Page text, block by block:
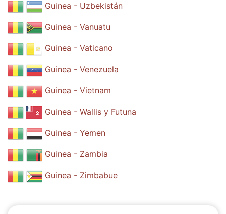
Guinea - Uzbekistán
Guinea - Vanuatu
Guinea - Vaticano
Guinea - Venezuela
Guinea - Vietnam
Guinea - Wallis y Futuna
Guinea - Yemen
Guinea - Zambia
Guinea - Zimbabue